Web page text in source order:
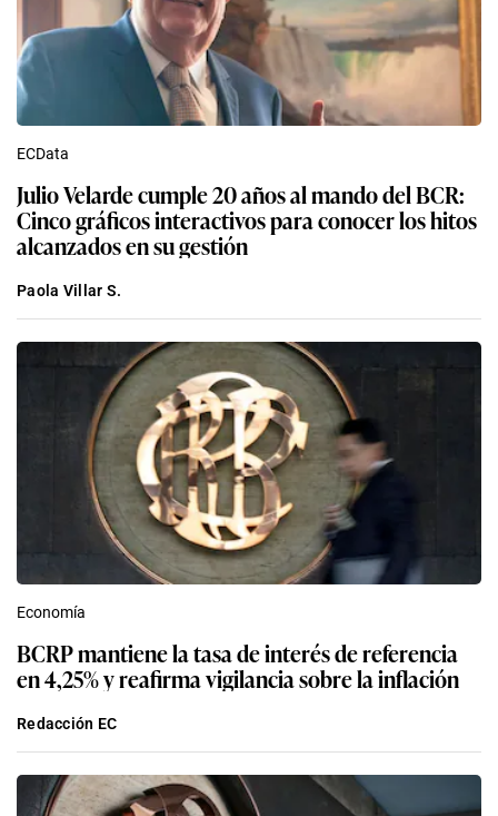
ECData
Julio Velarde cumple 20 años al mando del BCR:
Cinco gráficos interactivos para conocer los hitos
alcanzados en su gestión
Paola Villar S.
Economía
BCRP mantiene la tasa de interés de referencia
en 4,25% y reafirma vigilancia sobre la inflación
Redacción EC